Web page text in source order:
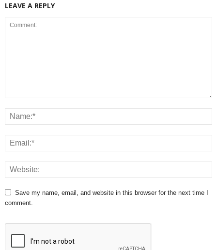
LEAVE A REPLY
Save my name, email, and website in this browser for the next time I
comment.